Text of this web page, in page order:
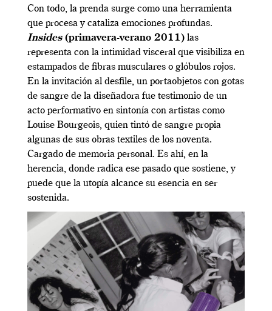
Con todo, la prenda surge como una herramienta
que procesa y cataliza emociones profundas.
Insides(primavera-verano 2011) las
representa con la intimidad visceral que visibiliza en
estampados de fibras musculares o glóbulos rojos.
En la invitación al desfile, un portaobjetos con gotas
de sangre de la diseñadora fue testimonio de un
acto performativo en sintonía con artistas como
Louise Bourgeois, quien tintó de sangre propia
algunas de sus obras textiles de los noventa.
Cargado de memoria personal. Es ahí, en la
herencia, donde radica ese pasado que sostiene, y
puede que la utopía alcance su esencia en ser
sostenida.